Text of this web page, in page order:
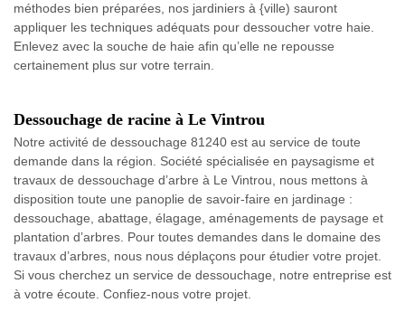
méthodes bien préparées, nos jardiniers à {ville) sauront
appliquer les techniques adéquats pour dessoucher votre haie.
Enlevez avec la souche de haie afin qu’elle ne repousse
certainement plus sur votre terrain.
Dessouchage de racine à Le Vintrou
Notre activité de dessouchage 81240 est au service de toute
demande dans la région. Société spécialisée en paysagisme et
travaux de dessouchage d’arbre à Le Vintrou, nous mettons à
disposition toute une panoplie de savoir-faire en jardinage :
dessouchage, abattage, élagage, aménagements de paysage et
plantation d’arbres. Pour toutes demandes dans le domaine des
travaux d’arbres, nous nous déplaçons pour étudier votre projet.
Si vous cherchez un service de dessouchage, notre entreprise est
à votre écoute. Confiez-nous votre projet.